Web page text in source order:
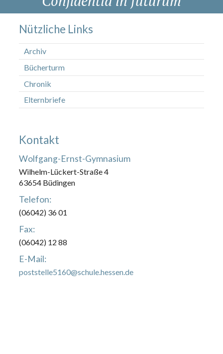
Nützliche Links
Archiv
Bücherturm
Chronik
Elternbriefe
Kontakt
Wolfgang-Ernst-Gymnasium
Wilhelm-Lückert-Straße 4
63654 Büdingen
Telefon:
(06042) 36 01
Fax:
(06042) 12 88
E-Mail:
poststelle5160@schule.hessen.de